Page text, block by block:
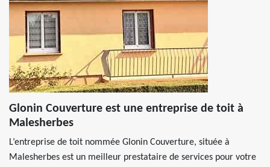
Glonin Couverture est une entreprise de toit à
Malesherbes
L’entreprise de toit nommée Glonin Couverture, située à
Malesherbes est un meilleur prestataire de services pour votre